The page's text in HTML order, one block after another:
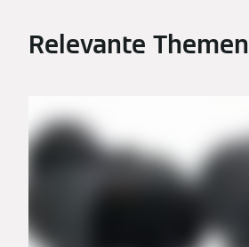
Relevante Themen